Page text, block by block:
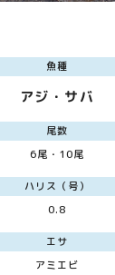
魚種
アジ・サバ
尾数
6尾・10尾
ハリス（号）
0.8
エサ
アミエビ